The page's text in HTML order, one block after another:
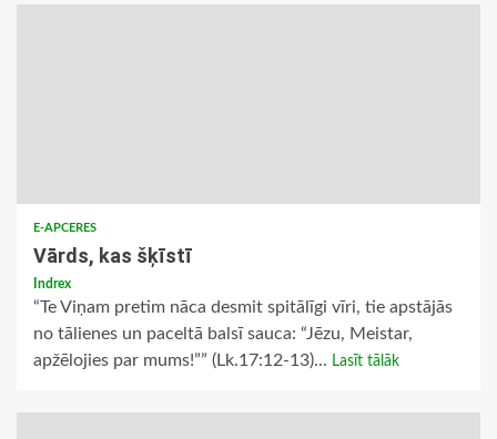
E-APCERES
Vārds, kas šķīstī
Indrex
“Te Viņam pretim nāca desmit spitālīgi vīri, tie apstājās
no tālienes un paceltā balsī sauca: “Jēzu, Meistar,
apžēlojies par mums!”” (Lk.17:12-13)... Lasīt tālāk